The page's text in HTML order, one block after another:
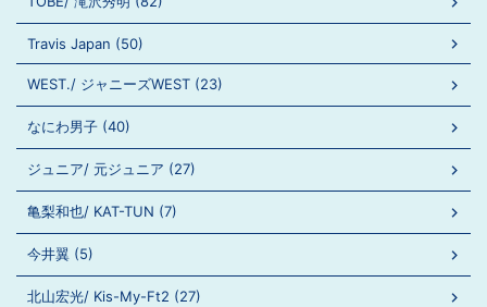
Travis Japan (50)
WEST./ ジャニーズWEST (23)
なにわ男子 (40)
ジュニア/ 元ジュニア (27)
亀梨和也/ KAT-TUN (7)
今井翼 (5)
北山宏光/ Kis-My-Ft2 (27)